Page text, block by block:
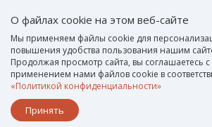
О файлах cookie на этом веб-сайте
Мы применяем файлы cookie для
повышения удобства пользования нашим
Продолжая просмотр сайта, вы соглашаетесь с
применением нами файлов cookie в
«Политикой конфиденциальности»
Принять